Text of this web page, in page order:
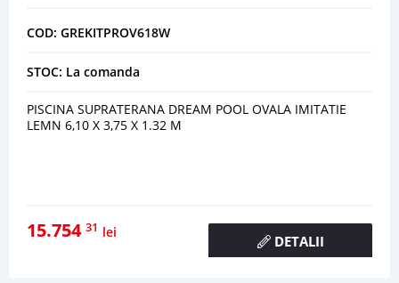
COD: GREKITPROV618W
STOC: La comanda
PISCINA SUPRATERANA DREAM POOL OVALA IMITATIE
LEMN 6,10 X 3,75 X 1.32 M
15.754 31 lei
DETALII